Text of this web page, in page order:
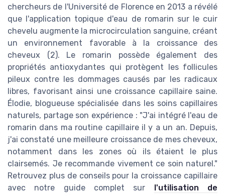
chercheurs de l'Université de Florence en 2013 a révélé
que l'application topique d'eau de romarin sur le cuir
chevelu augmente la microcirculation sanguine, créant
un environnement favorable à la croissance des
cheveux (2). Le romarin possède également des
propriétés antioxydantes qui protègent les follicules
pileux contre les dommages causés par les radicaux
libres, favorisant ainsi une croissance capillaire saine.
Élodie, blogueuse spécialisée dans les soins capillaires
naturels, partage son expérience : "J'ai intégré l'eau de
romarin dans ma routine capillaire il y a un an. Depuis,
j'ai constaté une meilleure croissance de mes cheveux,
notamment dans les zones où ils étaient le plus
clairsemés. Je recommande vivement ce soin naturel."
Retrouvez plus de conseils pour la croissance capillaire
avec notre guide complet sur l'utilisation de